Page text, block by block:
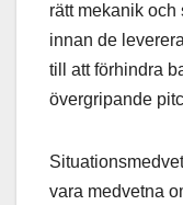
rätt mekanik och
innan de
till att förhindra
övergripande
vara medvetna